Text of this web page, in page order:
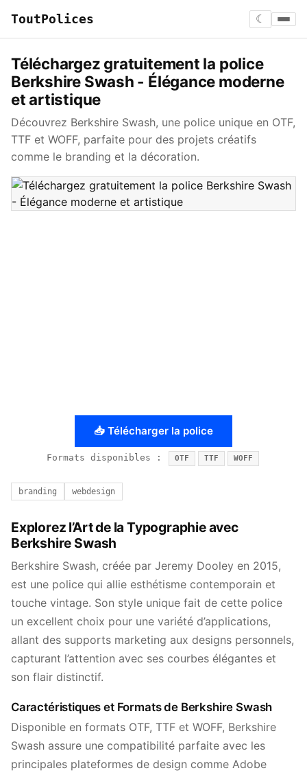
ToutPolices ☾
Téléchargez gratuitement la police
Berkshire Swash - Élégance moderne
et artistique
Découvrez Berkshire Swash, une police unique en OTF,
TTF et WOFF, parfaite pour des projets créatifs
comme le branding et la décoration.
📥 Télécharger la police
Formats disponibles : OTF TTF WOFF
branding webdesign
Explorez l’Art de la Typographie avec
Berkshire Swash
Berkshire Swash, créée par Jeremy Dooley en 2015,
est une police qui allie esthétisme contemporain et
touche vintage. Son style unique fait de cette police
un excellent choix pour une variété d’applications,
allant des supports marketing aux designs personnels,
capturant l’attention avec ses courbes élégantes et
son flair distinctif.
Caractéristiques et Formats de Berkshire Swash
Disponible en formats OTF, TTF et WOFF, Berkshire
Swash assure une compatibilité parfaite avec les
principales plateformes de design comme Adobe